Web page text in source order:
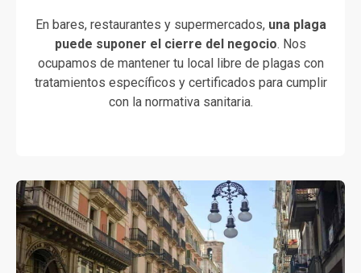
En bares, restaurantes y supermercados, una plaga
puede suponer el cierre del negocio. Nos
ocupamos de mantener tu local libre de plagas con
tratamientos específicos y certificados para cumplir
con la normativa sanitaria.